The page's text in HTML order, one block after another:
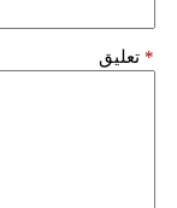
تعليق *